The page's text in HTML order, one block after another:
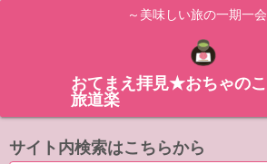
ス
～美味しい旅の一期一会
おてまえ拝見★おちゃの
旅道楽
サイト内検索はこちらから